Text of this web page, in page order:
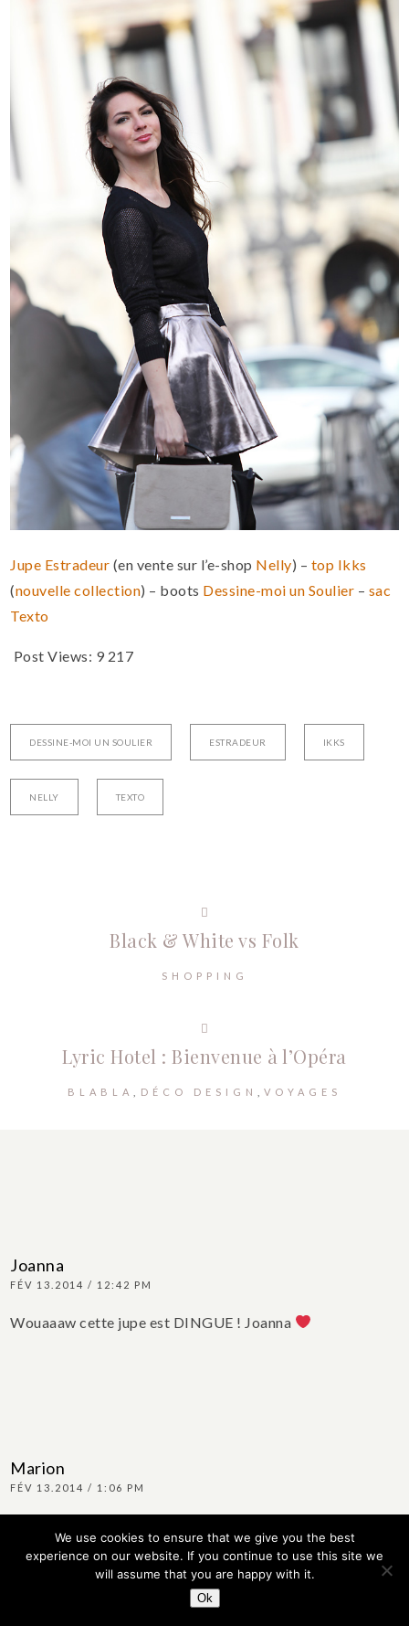
Jupe Estradeur (en vente sur l’e-shop Nelly) – top Ikks
(nouvelle collection) – boots Dessine-moi un Soulier – sac
Texto
Post Views: 9 217
DESSINE-MOI UN SOULIER ESTRADEUR IKKS
NELLY TEXTO
Black & White vs Folk
SHOPPING
Lyric Hotel : Bienvenue à l’Opéra
BLABLA DÉCO DESIGN VOYAGES
Joanna
FÉV 13.2014 / 12:42 PM
Wouaaaw cette jupe est DINGUE ! Joanna
Marion
FÉV 13.2014 / 1:06 PM
bows-and-girls.blogsppt.fr
We use cookies to ensure that we give you the best
experience on our website. If you continue to use this site we
will assume that you are happy with it.
Ok